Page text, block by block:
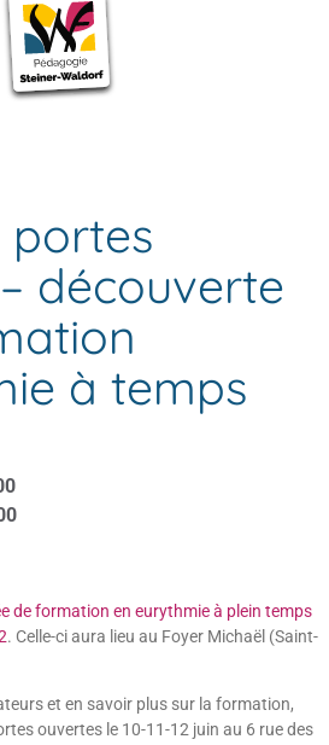
portes
découverte
à temps
de formation en eurythmie à plein temps
. Celle-ci aura lieu au Foyer Michaël (Saint-
et en savoir plus sur la formation,
ouvertes le 10-11-12 juin au 6 rue des